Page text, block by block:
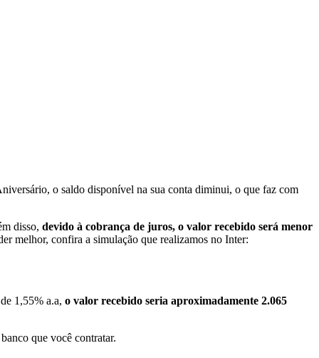
o saldo disponível na sua conta diminui, o que faz com
disso, devido à cobrança de juros, o valor recebido será menor
melhor, confira a simulação que realizamos no Inter:
1,55% a.a, o valor recebido seria aproximadamente 2.065
que você contratar.